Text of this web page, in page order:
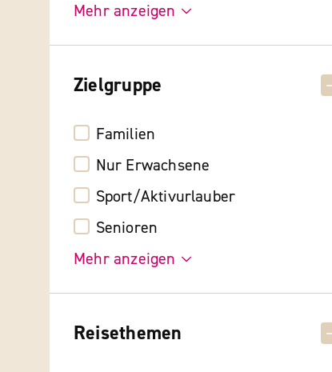
Mehr anzeigen
Zielgruppe
Familien
Nur Erwachsene
Sport/Aktivurlauber
Senioren
Mehr anzeigen
Reisethemen